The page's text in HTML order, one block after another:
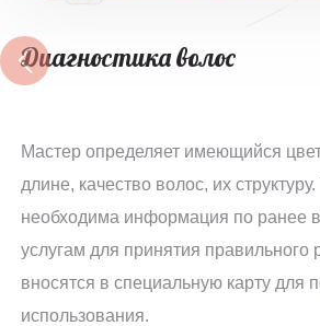
Диагностика волос
Мастер определяет имеющийся
длине, качество волос, их
необходима информация по ранее
услугам для принятия
вносятся в специальную карту для
использования.